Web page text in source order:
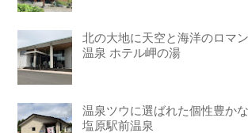
北の大地に天空と海洋のロマ
温泉 ホテル岬の湯
温泉ツウに選ばれた個性豊か
塩原駅前温泉